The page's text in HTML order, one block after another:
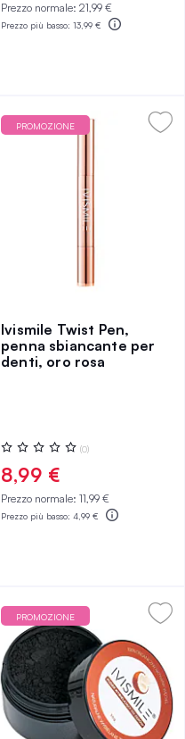
Prezzo normale: 21,99 €
Prezzo più basso: 13,99 €
PROMOZIONE
Ivismile Twist Pen,
penna sbiancante per
denti, oro rosa
Valutazione:
0%
(0)
8,99 €
Prezzo normale: 11,99 €
Prezzo più basso: 4,99 €
PROMOZIONE